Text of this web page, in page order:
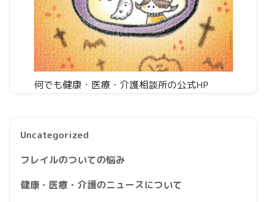
何でも健康・医療・介護相談所の公式HP
Uncategorized
フレイルのついての悩み
健康・医療・介護のニュースについて